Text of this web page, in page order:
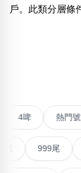
無0 無2無3無4
戶。此類分層條
超